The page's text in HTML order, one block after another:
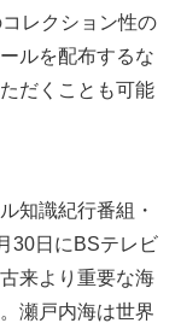
レクション性の
ルを配布するな
だくことも可能
知識紀行番組・
30日にBSテレビ
来より重要な海
瀬戸内海は世界